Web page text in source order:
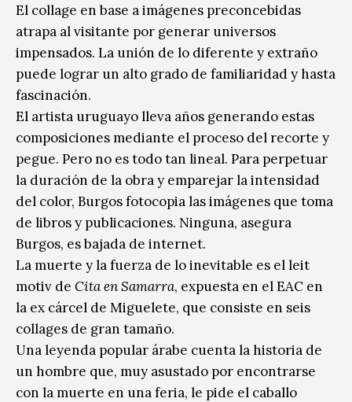
El collage en base a imágenes preconcebidas
atrapa al visitante por generar universos
impensados. La unión de lo diferente y extraño
puede lograr un alto grado de familiaridad y hasta
fascinación.
El artista uruguayo lleva años generando estas
composiciones mediante el proceso del recorte y
pegue. Pero no es todo tan lineal. Para perpetuar
la duración de la obra y emparejar la intensidad
del color, Burgos fotocopia las imágenes que toma
de libros y publicaciones. Ninguna, asegura
Burgos, es bajada de internet.
La muerte y la fuerza de lo inevitable es el leit
motiv de Cita en Samarra, expuesta en el EAC en
la ex cárcel de Miguelete, que consiste en seis
collages de gran tamaño.
Una leyenda popular árabe cuenta la historia de
un hombre que, muy asustado por encontrarse
con la muerte en una feria, le pide el caballo